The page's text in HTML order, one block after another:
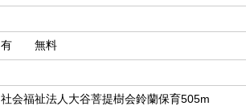
有 無料
社会福祉法人大谷菩提樹会鈴蘭保育505m